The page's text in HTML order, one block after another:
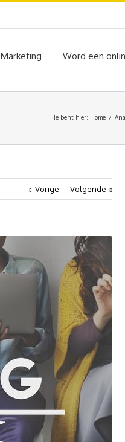
Word een
Je bent hier: Home
Vorige Volgende